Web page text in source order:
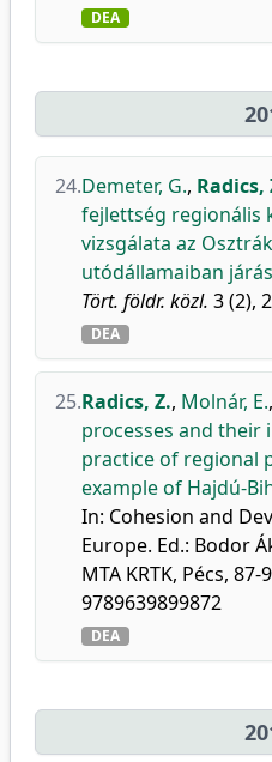
DEA
24.Demeter, G., Radics,
fejlettség regionális
vizsgálata az
utódállamaiban
Tört. földr. közl. 3 (2),
DEA
25.Radics, Z., Molnár, E.,
processes and
practice of regional
example of Hajdú-
In: Cohesion and
Europe. Ed.: Bodor
MTA KRTK, Pécs, 87-
9789639899872
DEA